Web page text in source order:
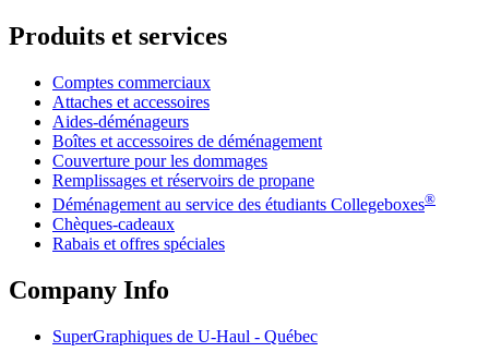
Produits et services
Comptes commerciaux
Attaches et accessoires
Aides-déménageurs
Boîtes et accessoires de déménagement
Couverture pour les dommages
Remplissages et réservoirs de propane
Déménagement au service des étudiants Collegeboxes®
Chèques-cadeaux
Rabais et offres spéciales
Company Info
SuperGraphiques de U-Haul - Québec